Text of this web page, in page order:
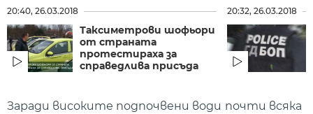
20:40, 26.03.2018
Таксиметрови шофьори
от страната
протестираха за
справедлива присъда
20:32, 26.03.2018
Заради високите подпочвени води почти всяка